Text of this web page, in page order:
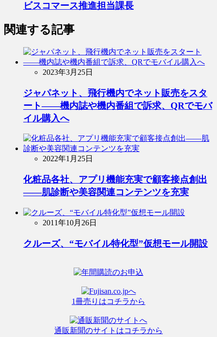
ビスコマース推進担当課長
関連する記事
2023年3月25日
ジャパネット、飛行機内でネット販売をスタ
ート――機内誌や機内番組で訴求、QRでモバ
イル購入へ
2022年1月25日
化粧品各社、アプリ機能充実で顧客接点創出
――肌診断や美容関連コンテンツを充実
2011年10月26日
クルーズ、“モバイル特化型”仮想モール開設
1冊売りはコチラから
通販新聞のサイトはコチラから